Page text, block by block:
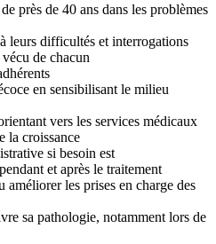
près de 40 ans dans les problèmes
leurs difficultés et interrogations
de chacun
en sensibilisant le milieu
vers les services médicaux
la croissance
si besoin est
et après le traitement
améliorer les prises en charge des
sa pathologie, notamment lors de